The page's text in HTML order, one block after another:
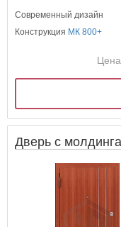
Современный дизайн
Конструкция МК 800+
Дверь с